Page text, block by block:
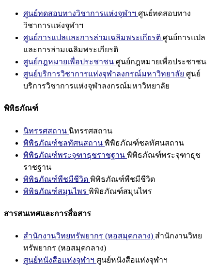
ศูนย์ทดสอบทางวิชาการแห่งจุฬาฯ ศูนย์ทดสอบทาง
วิชาการแห่งจุฬาฯ
ศูนย์การแปลและการล่ามเฉลิมพระเกียรติ ศูนย์การแปล
และการล่ามเฉลิมพระเกียรติ
ศูนย์กฎหมายเพื่อประชาชน ศูนย์กฎหมายเพื่อประชาชน
ศูนย์บริการวิชาการแห่งจุฬาลงกรณ์มหาวิทยาลัย ศูนย์
บริการวิชาการแห่งจุฬาลงกรณ์มหาวิทยาลัย
พิพิธภัณฑ์
นิทรรศสถาน นิทรรศสถาน
พิพิธภัณฑ์ชลทัศนสถาน พิพิธภัณฑ์ชลทัศนสถาน
พิพิธภัณฑ์พระจุฑาธุชราชฐาน พิพิธภัณฑ์พระจุฑาธุช
ราชฐาน
พิพิธภัณฑ์พืชมีชีวิต พิพิธภัณฑ์พืชมีชีวิต
พิพิธภัณฑ์สมุนไพร พิพิธภัณฑ์สมุนไพร
สารสนเทศและการสื่อสาร
สำนักงานวิทยทรัพยากร (หอสมุดกลาง) สำนักงานวิทย
ทรัพยากร (หอสมุดกลาง)
ศูนย์หนังสือแห่งจุฬาฯ ศูนย์หนังสือแห่งจุฬาฯ